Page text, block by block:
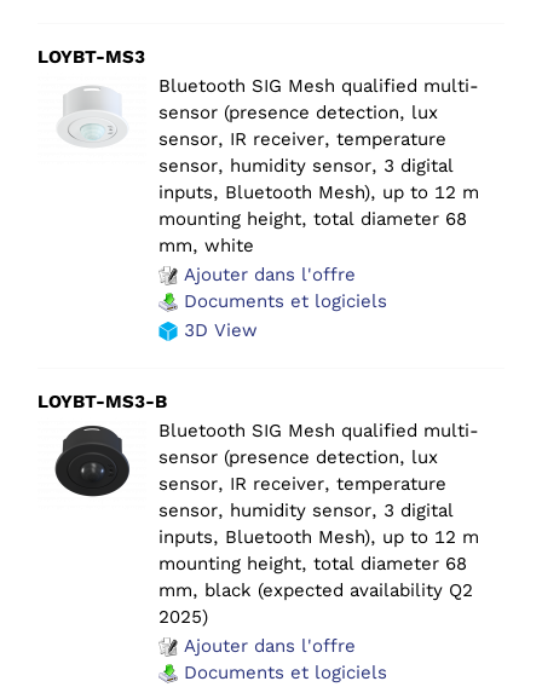
LOYBT-MS3
Bluetooth SIG Mesh qualified multi-
sensor (presence detection, lux
sensor, IR receiver, temperature
sensor, humidity sensor, 3 digital
inputs, Bluetooth Mesh), up to 12 m
mounting height, total diameter 68
mm, white
Ajouter dans l'offre
Documents et logiciels
3D View
LOYBT-MS3-B
Bluetooth SIG Mesh qualified multi-
sensor (presence detection, lux
sensor, IR receiver, temperature
sensor, humidity sensor, 3 digital
inputs, Bluetooth Mesh), up to 12 m
mounting height, total diameter 68
mm, black (expected availability Q2
2025)
Ajouter dans l'offre
Documents et logiciels